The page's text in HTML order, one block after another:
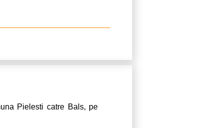
Pielesti catre Bals, pe